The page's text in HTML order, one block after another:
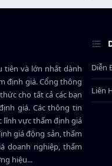
tiên và lớn nhất dành
định giá. Cổng thông
cho tất cả các bạn
giá. Các thông tin
lĩnh vực thẩm định giá
giá động sản, thẩm
doanh nghiệp, thẩm
hiệu...
Diễn
Liên